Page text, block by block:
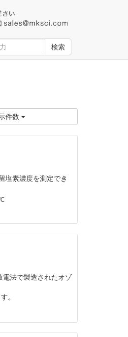
検索
件数
塩素濃度を測定でき
電法で製造されたオゾ
。